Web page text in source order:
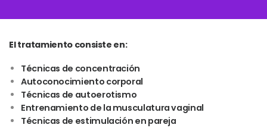
El tratamiento consiste en:
Técnicas de concentración
Autoconocimiento corporal
Técnicas de autoerotismo
Entrenamiento de la musculatura vaginal
Técnicas de estimulación en pareja